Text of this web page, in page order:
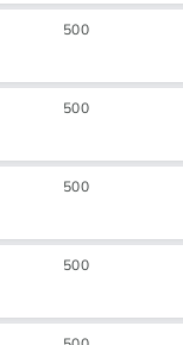
500
500
500
500